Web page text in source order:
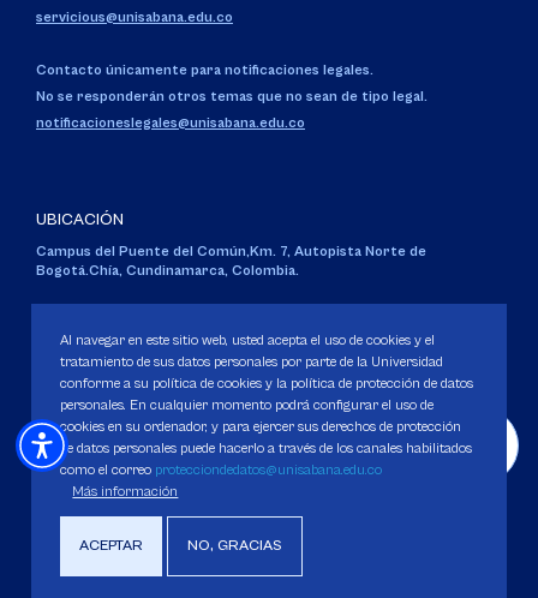
servicious@unisabana.edu.co
Contacto únicamente para notificaciones legales.
No se responderán otros temas que no sean de tipo legal.
notificacioneslegales@unisabana.edu.co
UBICACIÓN
Campus del Puente del Común,Km. 7, Autopista Norte de
Bogotá.Chía, Cundinamarca, Colombia.
Personería Jurídica:Resolución 130 del 14 de enero de 1980.
Ministerio de Educación Nacional.
Política de Protección de datos
Derechos Pecuniarios
Al navegar en este sitio web, usted acepta el uso de cookies y el
tratamiento de sus datos personales por parte de la Universidad
conforme a su política de cookies y la política de protección de datos
personales. En cualquier momento podrá configurar el uso de
cookies en su ordenador, y para ejercer sus derechos de protección
de datos personales puede hacerlo a través de los canales habilitados
como el correo protecciondedatos@unisabana.edu.co
Más información
ACEPTAR NO, GRACIAS